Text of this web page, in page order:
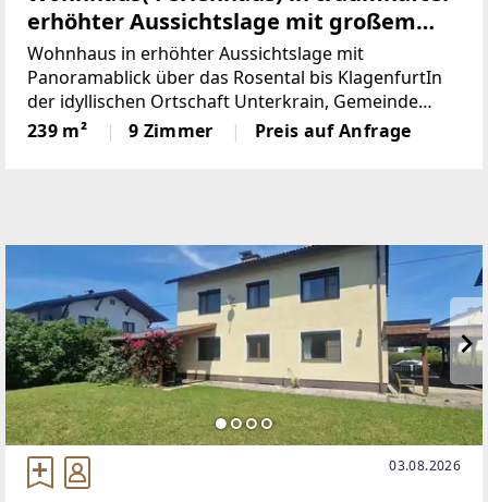
erhöhter Aussichtslage mit großem
sonnigen Grundstück und eigener
Quelle
Wohnhaus in erhöhter Aussichtslage mit
Panoramablick über das Rosental bis KlagenfurtIn
der idyllischen Ortschaft Unterkrain, Gemeinde
Gallizien, präsentiert sich diese interessante
Immobilie in sonniger und erhöhter Aussichtslage
239 m² 9 Zimmer Preis auf Anfrage
03.08.2026